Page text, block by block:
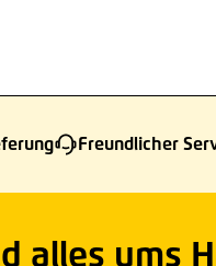
Freundlicher
alles ums